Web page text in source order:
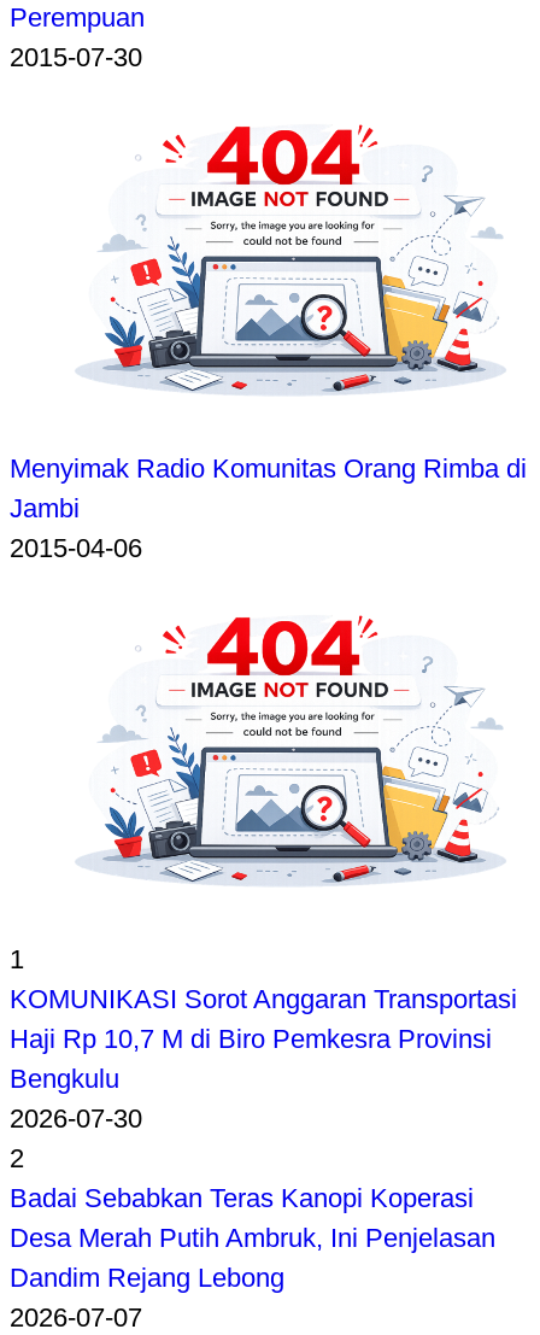
Perempuan
2015-07-30
Menyimak Radio Komunitas Orang Rimba di
Jambi
2015-04-06
1
KOMUNIKASI Sorot Anggaran Transportasi
Haji Rp 10,7 M di Biro Pemkesra Provinsi
Bengkulu
2026-07-30
2
Badai Sebabkan Teras Kanopi Koperasi
Desa Merah Putih Ambruk, Ini Penjelasan
Dandim Rejang Lebong
2026-07-07